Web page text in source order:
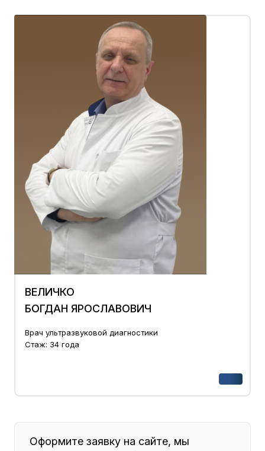
ВЕЛИЧКО
БОГДАН ЯРОСЛАВОВИЧ
Врач ультразвуковой диагностики
Стаж: 34 года
Оформите заявку на сайте, мы